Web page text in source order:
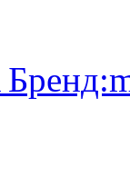
Бренд: